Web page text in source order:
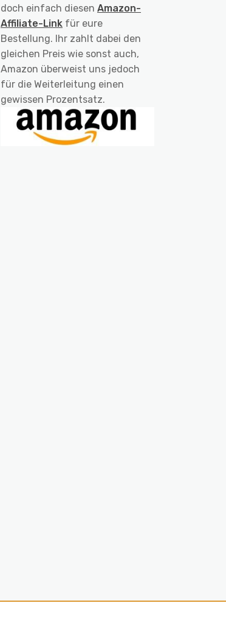
doch einfach diesen Amazon-
Affiliate-Link für eure
Bestellung. Ihr zahlt dabei den
gleichen Preis wie sonst auch,
Amazon überweist uns jedoch
für die Weiterleitung einen
gewissen Prozentsatz.